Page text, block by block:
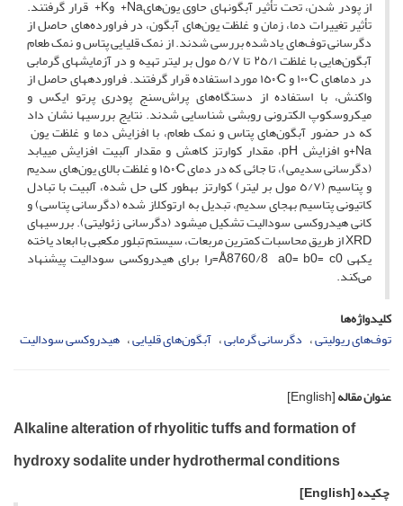
از پودر شدن، تحت تأثیر آبگون­های حاوی یون­‌هایNa+ وK+ قرار گرفتند.
تأثیر تغییرات دما، زمان و غلظت یون‌‌های آبگون، در فراورده‌های حاصل از
دگرسانی توف‌‌های یادشده بررسی شدند. از نمک قلیایی پتاس و نمک طعام
آبگون‌‌هایی با غلظت ٢٥/١ تا ٥/٧ مول بر لیتر تهیه و در آزمایش­های گرمابی
در دما‌های C°١٠٠ و C°١٥٠ مورد استفاده قرار گرفتند. فراورده­های حاصل از
واکنش، با استفاده از دستگاه‌های پراش‌سنج پودری پرتو ایکس و
میکروسکوپ الکترونی روبشی شناسایی شدند. نتایج بررسی­ها نشان داد
که در حضور آبگون­‌های پتاس و نمک طعام، با افزایش دما و غلظت یون ‏‏‏‏‏‏‏‏‏
Na+و افزایش pH، مقدار کوارتز کاهش و مقدار آلبیت افزایش می­یابد
(دگرسانی سدیمی)، تا جائی که در دمای C°١٥٠ و غلظت بالای یون­‌های سدیم
و پتاسیم (٥/٧ مول بر لیتر) کوارتز به­طور کلی حل شده،‏ آلبیت با تبادل
کاتیونی پتاسیم به­جای سدیم، تبدیل به ارتوکلاز شده (دگرسانی پتاسی) و
کانی هیدروکسی ‌سودالیت تشکیل می­شود (دگرسانی زئولیتی). بررسی­های
XRD از طریق محاسبات کمترین مربعات، سیستم تبلور مکعبی با ابعاد یاخته
یکه­ی Å8760/8 a0= b0= c0=را برای هیدروکسی‌ سودالیت پیشنهاد
می‌کند.
کلیدواژه‌ها
توف‌‌های ریولیتی دگرسانی گرمابی آبگون‌‌های قلیایی هیدروکسی سودالیت
عنوان مقاله[English]
Alkaline alteration of rhyolitic tuffs and formation of
hydroxy sodalite under hydrothermal conditions
چکیده[English]